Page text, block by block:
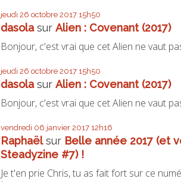
jeudi 26 octobre 2017 15h50
dasolasurAlien : Covenant (2017)
Bonjour, c'est vrai que cet Alien ne vaut
jeudi 26 octobre 2017 15h50
dasolasurAlien : Covenant (2017)
Bonjour, c'est vrai que cet Alien ne vaut
vendredi 06 janvier 2017 12h16
Raphaëlsur Belle année 2017 (et
Steadyzine #7) !
Je t'en prie Chris, tu as fait fort sur ce